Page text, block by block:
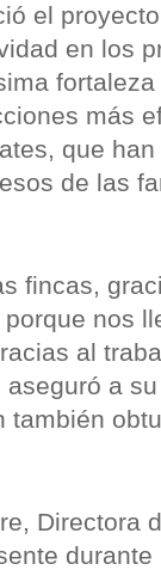
el
en los
más
que
de las
fincas,
nos
al
a
también
Directora